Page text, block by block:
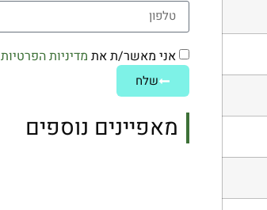
אני מאשר/ת את מדיניות הפרטיות
שלח
מאפיינים נוספים